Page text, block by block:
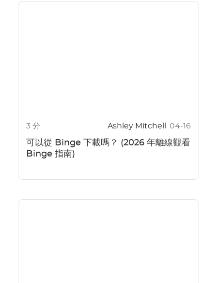
3 分 Ashley Mitchell 04-16
可以從 Binge 下載嗎？ (2026 年離線觀看
Binge 指南)